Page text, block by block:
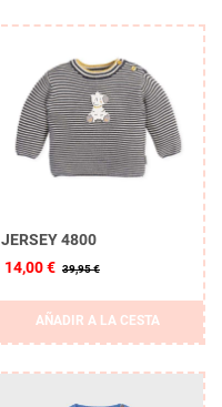
JERSEY 4800
14,00 € 39,95 €
AÑADIR A LA CESTA